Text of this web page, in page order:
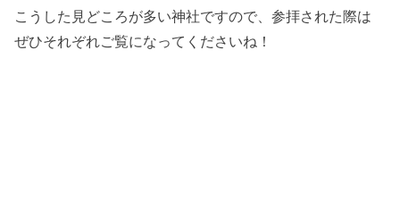
こうした見どころが多い神社ですので、参拝された際は
ぜひそれぞれご覧になってくださいね！